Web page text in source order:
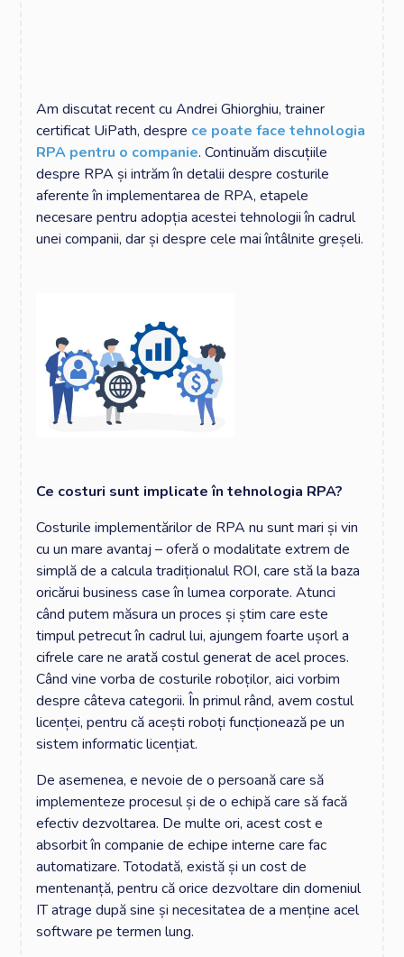
Am discutat recent cu Andrei Ghiorghiu, trainer
certificat UiPath, despre ce poate face tehnologia
RPA pentru o companie. Continuăm discuțiile
despre RPA și intrăm în detalii despre costurile
aferente în implementarea de RPA, etapele
necesare pentru adopția acestei tehnologii în cadrul
unei companii, dar și despre cele mai întâlnite greșeli.
Ce costuri sunt implicate în tehnologia RPA?
Costurile implementărilor de RPA nu sunt mari și vin
cu un mare avantaj – oferă o modalitate extrem de
simplă de a calcula tradiționalul ROI, care stă la baza
oricărui business case în lumea corporate. Atunci
când putem măsura un proces și știm care este
timpul petrecut în cadrul lui, ajungem foarte ușorl a
cifrele care ne arată costul generat de acel proces.
Când vine vorba de costurile roboților, aici vorbim
despre câteva categorii. În primul rând, avem costul
licenței, pentru că acești roboți funcționează pe un
sistem informatic licențiat.
De asemenea, e nevoie de o persoană care să
implementeze procesul și de o echipă care să facă
efectiv dezvoltarea. De multe ori, acest cost e
absorbit în companie de echipe interne care fac
automatizare. Totodată, există și un cost de
mentenanță, pentru că orice dezvoltare din domeniul
IT atrage după sine și necesitatea de a menține acel
software pe termen lung.